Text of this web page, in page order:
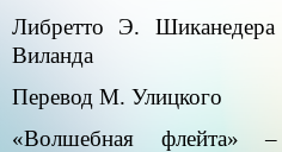
Либретто Э.
Виланда
Перевод М. Улицкого
«Волшебная флейта»